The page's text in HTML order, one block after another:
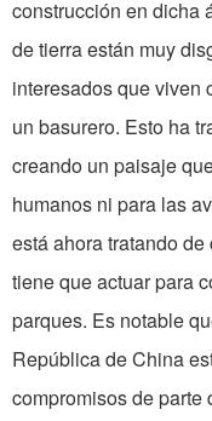
construcción en dicha
de tierra están muy
interesados que viven
un basurero. Esto ha
creando un paisaje
humanos ni para las
está ahora tratando
tiene que actuar para
parques. Es notable
República de China
compromisos de parte